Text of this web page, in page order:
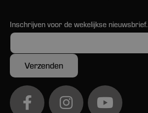
Inschrijven voor de wekelijkse nieuwsbrief.